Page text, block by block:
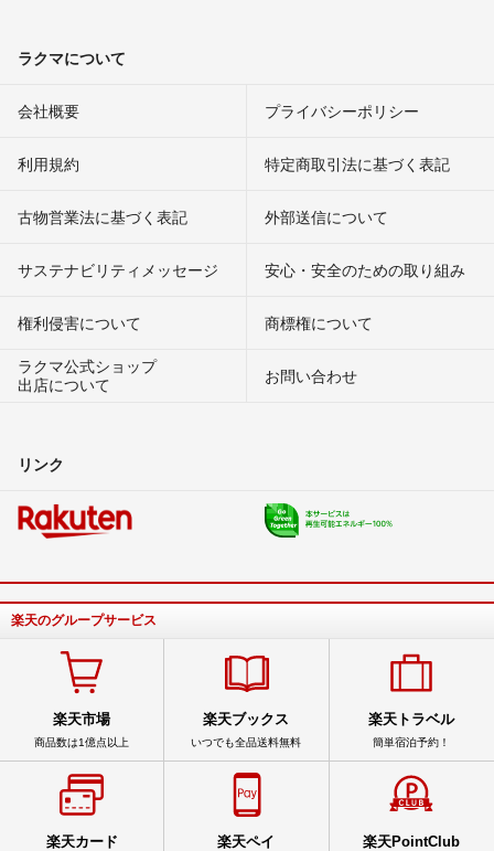
ラクマについて
会社概要 プライバシーポリシー
利用規約 特定商取引法に基づく表記
古物営業法に基づく表記 外部送信について
サステナビリティメッセージ 安心・安全のための取り組み
権利侵害について
商標権について
ラクマ公式ショップ
出店について
お問い合わせ
リンク
楽天のグループサービス
楽天市場
商品数は1億点以上
楽天ブックス
いつでも全品送料無料
楽天トラベル
簡単宿泊予約！
楽天カード 楽天ペイ 楽天PointClub